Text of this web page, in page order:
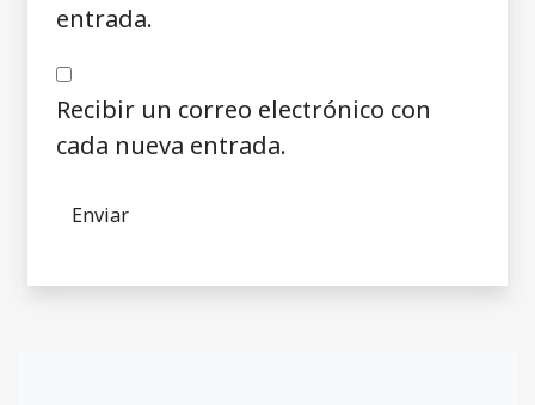
entrada.
Recibir un correo electrónico con
cada nueva entrada.